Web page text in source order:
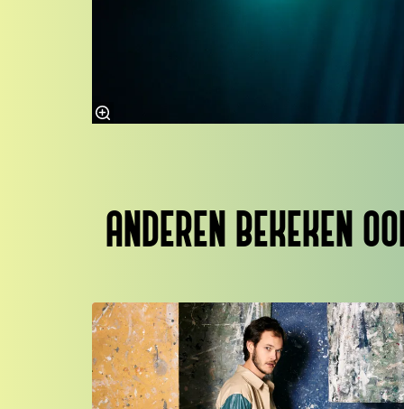
ANDEREN BEKEKEN